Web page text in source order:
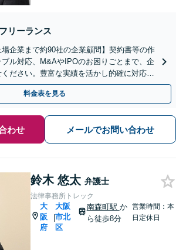
リーランス
場企業まで約90社の企業顧問】契約書等の作
ル対応、M&AやIPOのお困りごとまで、企
ださい。豊富な実績を活かし的確に対応を
料金表を見る
わせ メールでお問い合わせ
鈴木 悠太 弁護士
法律事務所トレック
大
阪
府
|
大阪
市北
区
南森町駅 か
ら徒歩8分
営業時間：本
日定休日